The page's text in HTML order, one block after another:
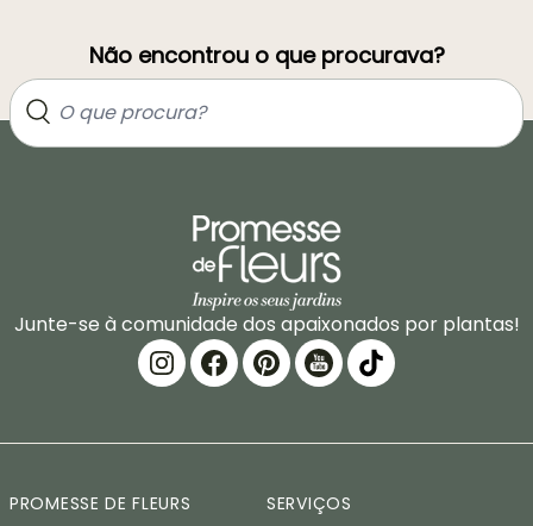
Não encontrou o que procurava?
Junte-se à comunidade dos apaixonados por plantas!
PROMESSE DE FLEURS SERVIÇOS